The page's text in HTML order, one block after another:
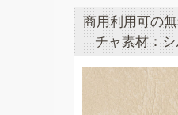
商用利用可の
チャ素材：